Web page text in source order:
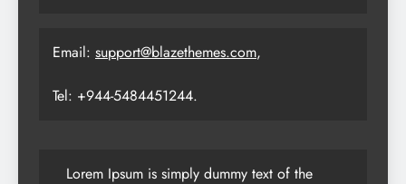
Email: support@blazethemes.com,
Tel: +944-5484451244.
Lorem Ipsum is simply dummy text of the